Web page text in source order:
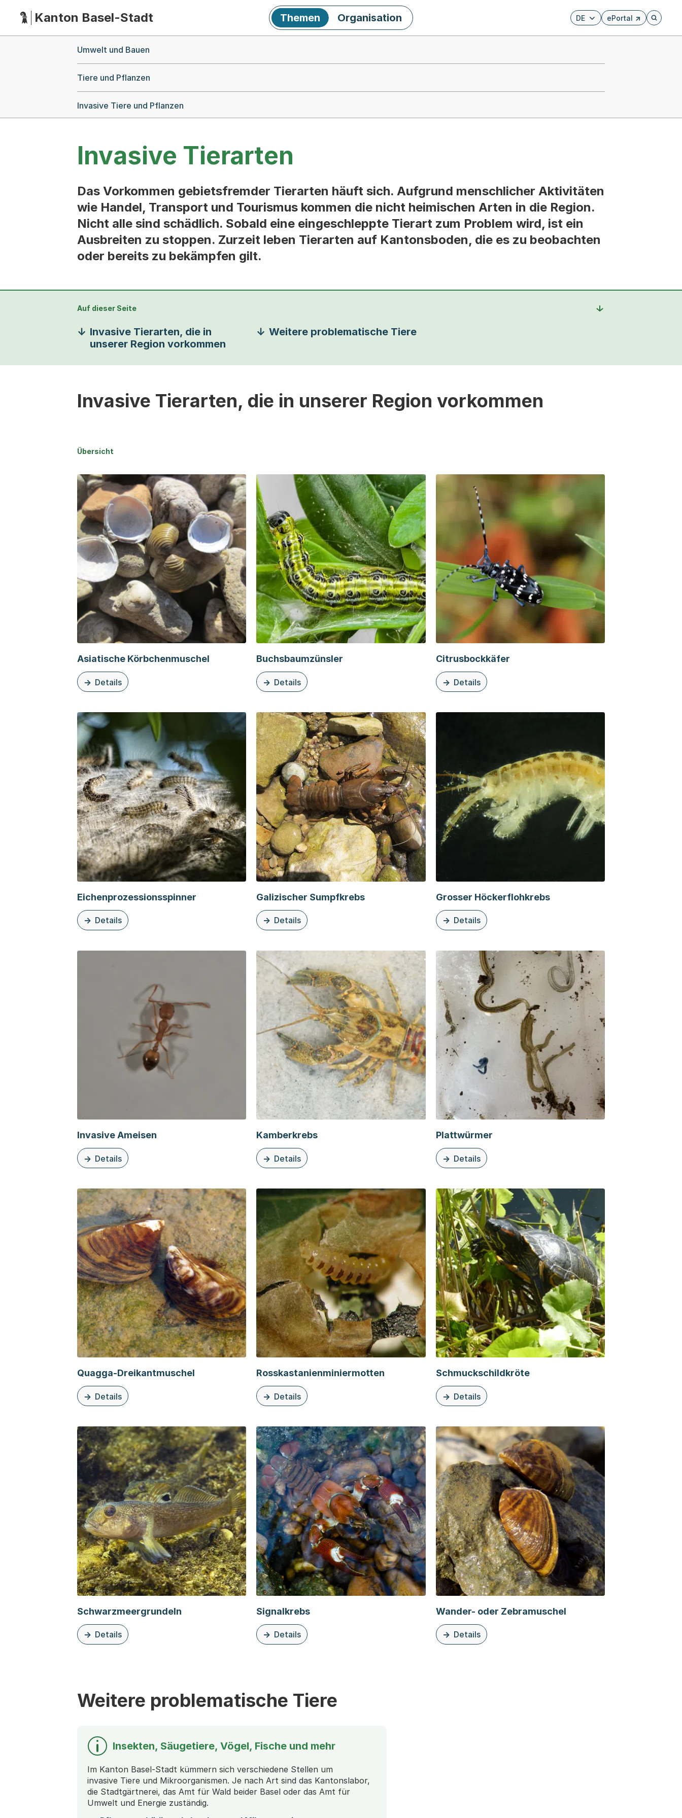
HauptnavigationKanton Basel-Stadt DE ePortal
Externer Link, wird in
Öffnet
Themen Organisation
Umwelt und Bauen
Tiere und Pflanzen
Invasive Tiere und Pflanzen
Invasive Tierarten
Das Vorkommen gebietsfremder Tierarten häuft sich. Aufgrund menschlicher Aktivitäten
wie Handel, Transport und Tourismus kommen die nicht heimischen Arten in die Region.
Nicht alle sind schädlich. Sobald eine eingeschleppte Tierart zum Problem wird, ist ein
Ausbreiten zu stoppen. Zurzeit leben Tierarten auf Kantonsboden, die es zu beobachten
oder bereits zu bekämpfen gilt.
Auf dieser Seite
Invasive Tierarten, die in
unserer Region vorkommen
Weitere problematische Tiere
Invasive Tierarten, die in unserer Region vorkommen
Übersicht
Asiatische Körbchenmuschel
Details
zu dieser Organisationsseite: Asiatische Körbchenmuschel
Buchsbaumzünsler
Details
zu diesem Thema: Buchsbaumzünsler
Citrusbockkäfer
Details
zu diesem Thema: Citrusbockkäfer
Eichenprozessionsspinner
Details
zu diesem Thema: Eichenprozessionsspinner
Galizischer Sumpfkrebs
Details
zu dieser Organisationsseite: Galizischer Sumpfkrebs
Grosser Höckerflohkrebs
Details
zu dieser Organisationsseite: Grosser Höckerflohkrebs
Invasive Ameisen
Details
zu diesem Thema: Invasive Ameisen
Kamberkrebs
Details
zu dieser Organisationsseite: Kamberkrebs
Plattwürmer
Details
zu diesem Thema: Plattwürmer
Quagga-Dreikantmuschel
Details
zu dieser Organisationsseite: Quagga-Dreikantmuschel
Rosskastanienminiermotten
Details
zu diesem Thema: Rosskastanienminiermotten
Schmuckschildkröte
Details
zu diesem Thema: Schmuckschildkröte
Schwarzmeergrundeln
Details
zu dieser Organisationsseite: Schwarzmeergrundeln
Signalkrebs
Details
zu dieser Organisationsseite: Signalkrebs
Wander- oder Zebramuschel
Details
zu dieser Organisationsseite: Wander- oder Zebramuschel
Weitere problematische Tiere
Insekten, Säugetiere, Vögel, Fische und mehr
Im Kanton Basel-Stadt kümmern sich verschiedene Stellen um
invasive Tiere und Mikroorganismen. Je nach Art sind das Kantonslabor,
die Stadtgärtnerei, das Amt für Wald beider Basel oder das Amt für
Umwelt und Energie zuständig.